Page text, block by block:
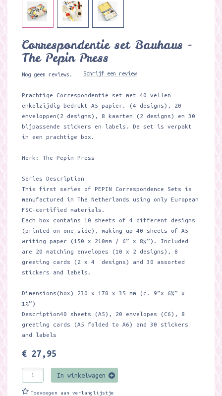
Correspondentie set Bauhaus -
The Pepin Press
Nog geen reviews. Schrijf een review
Prachtige Correspondentie set met 40 vellen
enkelzijdig bedrukt A5 papier. (4 designs), 20
enveloppen(2 designs), 8 kaarten (2 designs) en 30
bijpassende stickers en labels. De set is verpakt
in een prachtige box.
Merk: The Pepin Press
Series Description
This first series of PEPIN Correspondence Sets is
manufactured in The Netherlands using only European
FSC-certified materials.
Each box contains 10 sheets of 4 different designs
(printed on one side), making up 40 sheets of A5
writing paper (150 x 210mm / 6” x 8¼”). Included
are 20 matching envelopes (10 x 2 designs), 8
greeting cards (2 x 4 designs) and 30 assorted
stickers and labels.
Dimensions(box) 230 x 170 x 35 mm (c. 9”x 6¾” x
1½”)
Description40 sheets (A5), 20 envelopes (C6), 8
greeting cards (A5 folded to A6) and 30 stickers
and labels
€ 27,95
In winkelwagen
Toevoegen aan verlanglijstje